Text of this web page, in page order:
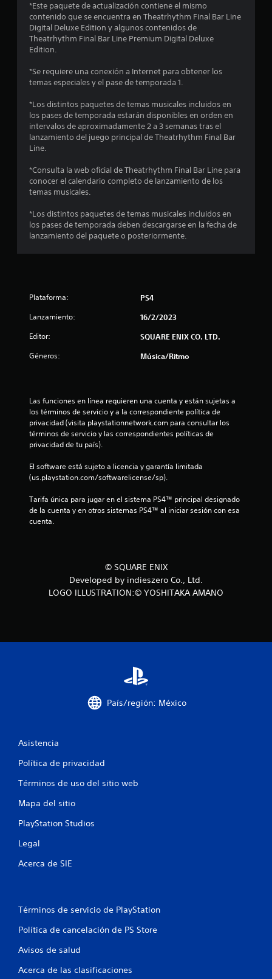
i
a
i
o
e
*Este paquete de actualización contiene el mismo
contenido que se encuentra en Theatrhythm Final Bar Line
Digital Deluxe Edition y algunos contenidos de
Theatrhythm Final Bar Line Premium Digital Deluxe
Edition.
*Se requiere una conexión a Internet para obtener los
temas especiales y el pase de temporada 1.
*Los distintos paquetes de temas musicales incluidos en
los pases de temporada estarán disponibles en orden en
intervalos de aproximadamente 2 a 3 semanas tras el
lanzamiento del juego principal de Theatrhythm Final Bar
Line.
*Consulta la web oficial de Theatrhythm Final Bar Line para
conocer el calendario completo de lanzamiento de los
temas musicales.
*Los distintos paquetes de temas musicales incluidos en
los pases de temporada deben descargarse en la fecha de
lanzamiento del paquete o posteriormente.
Plataforma: PS4
Lanzamiento: 16/2/2023
Editor: SQUARE ENIX CO. LTD.
Géneros: Música/Ritmo
Las funciones en línea requieren una cuenta y están sujetas a
los términos de servicio y a la correspondiente política de
privacidad (visita playstationnetwork.com para consultar los
términos de servicio y las correspondientes políticas de
privacidad de tu país).
El software está sujeto a licencia y garantía limitada
(us.playstation.com/softwarelicense/sp).
Tarifa única para jugar en el sistema PS4™ principal designado
de la cuenta y en otros sistemas PS4™ al iniciar sesión con esa
cuenta.
© SQUARE ENIX
Developed by indieszero Co., Ltd.
LOGO ILLUSTRATION:© YOSHITAKA AMANO
País/región: México
Asistencia
Política de privacidad
Términos de uso del sitio web
Mapa del sitio
PlayStation Studios
Legal
Acerca de SIE
Términos de servicio de PlayStation
Política de cancelación de PS Store
Avisos de salud
Acerca de las clasificaciones